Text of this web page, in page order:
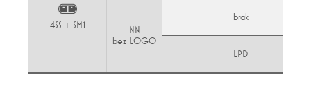
4SS + SM1
NN
bez LOGO
brak
LPD